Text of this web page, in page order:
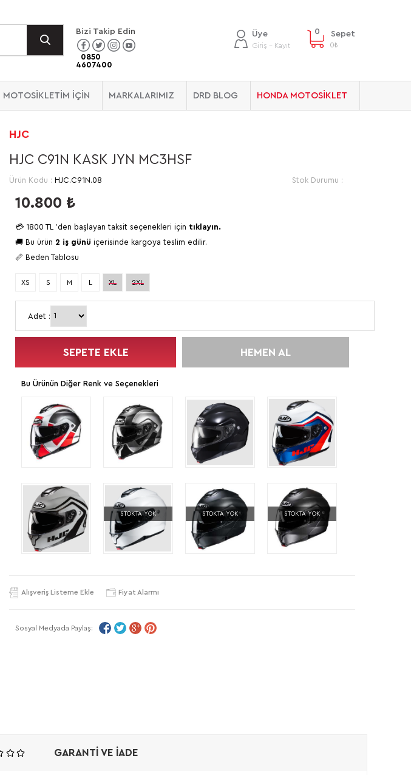
Bizi Takip Edin
0850
4607400
Sepet
0₺
0
Üye
Giriş - Kayıt
MOTOSİKLETİM İÇİN MARKALARIMIZ DRD BLOG HONDA MOTOSİKLET
HJC
HJC C91N KASK JYN MC3HSF
Ürün Kodu : HJC.C91N.08 Stok Durumu :
10.800 ₺
💳 1800 TL 'den başlayan taksit seçenekleri için tıklayın.
🚚 Bu ürün 2 iş günü içerisinde kargoya teslim edilir.
📏 Beden Tablosu
XS S M L XL 2XL
Adet :
SEPETE EKLE HEMEN AL
Bu Ürünün Diğer Renk ve Seçenekleri
STOKTA YOK STOKTA YOK STOKTA YOK
Alışveriş Listeme Ekle Fiyat Alarmı
Sosyal Medyada Paylaş:
GARANTI VE İADE